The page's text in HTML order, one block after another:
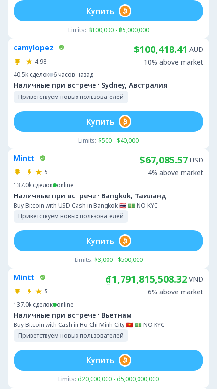
Limits: ฿100,000 - ฿5,000,000
Купить
camylopez
4.98
40.5k сделок 6 часов назад
Наличные при встрече · Sydney, Австралия
Приветствуем новых пользователей
$100,418.41 AUD
10% above market
Limits: $500 - $40,000
Купить
Mintt
5
137.0k сделок online
Наличные при встрече · Bangkok, Таиланд
Buy Bitcoin with USD Cash in Bangkok 🇹🇭 💵 NO KYC
Приветствуем новых пользователей
$67,085.57 USD
4% above market
Limits: $3,000 - $500,000
Купить
Mintt
5
137.0k сделок online
Наличные при встрече · Вьетнам
Buy Bitcoin with Cash in Ho Chi Minh City 🇻🇳 💵 NO KYC
Приветствуем новых пользователей
₫1,791,815,508.32 VND
6% above market
Limits: ₫20,000,000 - ₫5,000,000,000
Купить